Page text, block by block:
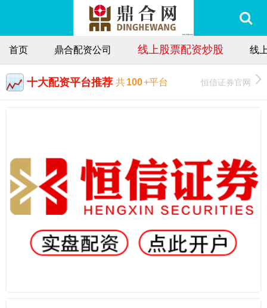
首页 鼎合配资公司 线上股票配资炒股 线
十大配资平台推荐 共100+平台 恒信证券官网